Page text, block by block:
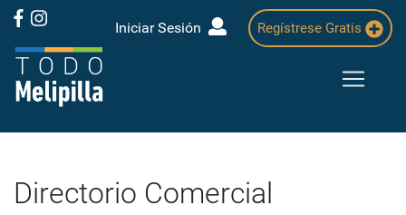
Iniciar Sesión Regístrese Gratis
Directorio Comercial